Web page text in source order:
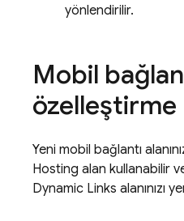
yönlendirilir.
Mobil
özelleştirme
Yeni mobil bağlantı
Hosting alan kullanabilir
Dynamic Links alanınızı